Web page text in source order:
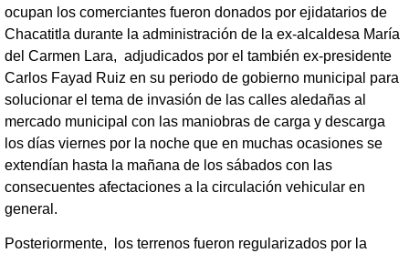
ocupan los comerciantes fueron donados por ejidatarios de
Chacatitla durante la administración de la ex-alcaldesa María
del Carmen Lara, adjudicados por el también ex-presidente
Carlos Fayad Ruiz en su periodo de gobierno municipal para
solucionar el tema de invasión de las calles aledañas al
mercado municipal con las maniobras de carga y descarga
los días viernes por la noche que en muchas ocasiones se
extendían hasta la mañana de los sábados con las
consecuentes afectaciones a la circulación vehicular en
general.
Posteriormente, los terrenos fueron regularizados por la